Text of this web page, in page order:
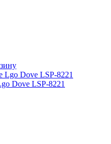
Dove LSP-8221